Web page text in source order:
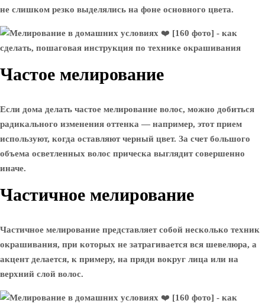
не слишком резко выделялись на фоне основного цвета.
Частое мелирование
Если дома делать частое мелирование волос, можно добиться
радикального изменения оттенка — например, этот прием
используют, когда оставляют черный цвет. За счет большого
объема осветленных волос прическа выглядит совершенно
иначе.
Частичное мелирование
Частичное мелирование представляет собой несколько техник
окрашивания, при которых не затрагивается вся шевелюра, а
акцент делается, к примеру, на пряди вокруг лица или на
верхний слой волос.